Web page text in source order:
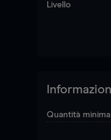
Livello
Quantità minima